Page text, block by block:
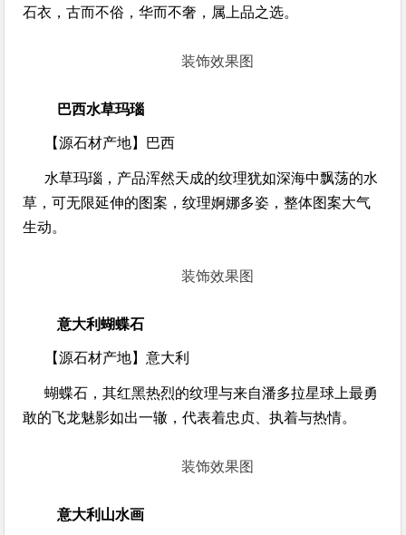
石衣，古而不俗，华而不奢，属上品之选。
装饰效果图
巴西水草玛瑙
【源石材产地】 巴西
水草玛瑙，产品浑然天成的纹理犹如深海中飘荡的水
草，可无限延伸的图案，纹理婀娜多姿，整体图案大气
生动。
装饰效果图
意大利蝴蝶石
【源石材产地】意大利
蝴蝶石，其红黑热烈的纹理与来自潘多拉星球上最勇
敢的飞龙魅影如出一辙，代表着忠贞、执着与热情。
装饰效果图
意大利山水画